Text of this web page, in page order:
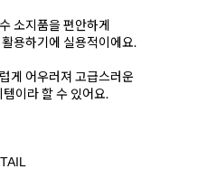
소지품을 편안하게
용하기에 실용적이에요.
게 어우러져 고급스러운
이라 할 수 있어요.